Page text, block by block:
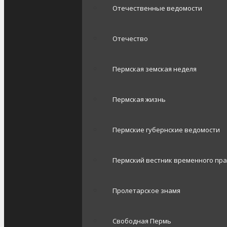
Отечественные ведомости
Отечество
Пермская земская неделя
Пермская жизнь
Пермские губернские ведомости
Пермский вестник временного
Пролетарское знамя
Свободная Пермь